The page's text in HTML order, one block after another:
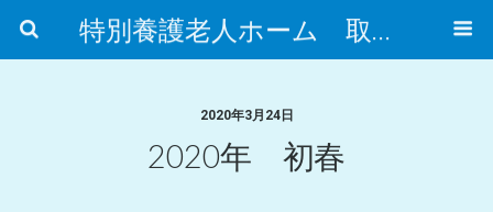
特別養護老人ホーム 取手市ふれあいの郷
2020年3月24日
2020年 初春